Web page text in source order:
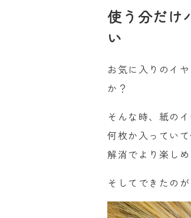
使う分だけ
い
お気に入りのイ
か？
そんな時、紙の
何枚か入ってい
解消でより楽し
そしてできたのが